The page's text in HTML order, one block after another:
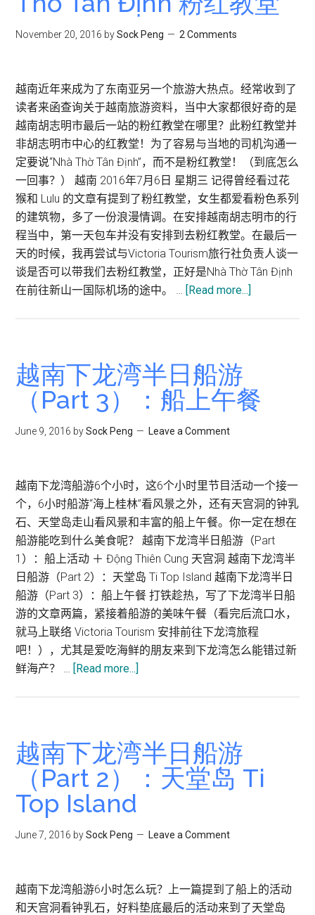
统
Dinh
Thống
Nhất
November 20, 2016 bySock Peng 2 Comments
越南近年来成为了东南亚另一个旅游大热点。经常收到了
读者来函查询关于越南旅游资料，当中大家都很好奇的是
越南胡志明市最后一站的粉红教堂在哪里？此粉红教堂并
非胡志明市中心的红教堂！为了容易与当地的司机沟通一
定要说“Nhà Thờ Tân Định”，而不是粉红教堂！（到底怎么
一回事？） 越南 2016年7月6日 星期三 记得曾经看过花
猴和 Lulu 的文章有提到了粉红教堂，女生都爱看粉色系列
的建筑物，多了一份浪漫情调。在安排越南胡志明市的行
程当中，第一天包车并没有安排到去粉红教堂。在最后一
天的时候，我再尝试与Victoria Tourism旅行社负责人谈一
谈是否可以带我们去粉红教堂，正好是Nhà Thờ Tân Định
在前往新山一国际机场的途中。 … [Read more...]
市
Thờ
Tân
Định
粉
红
教
堂
越南下龙湾半日船游
（Part 3）：船上午餐
June 9, 2016 bySock Peng Leave a Comment
越南下龙湾船游6个小时，这6个小时里节目活动一个接一
个，6小时船游“海上桂林”看风景之外，还有天宫洞的钟乳
石、天堂岛走山看风景和丰富的船上午餐。你一定在想在
船游能吃到什么美食呢？ 越南下龙湾半日船游（Part
1）：船上活动 ＋ Động Thiên Cung 天宫洞 越南下龙湾半
日船游（Part 2）：天堂岛 Ti Top Island 越南下龙湾半日
船游（Part 3）：船上午餐 打铁趁热，写了下龙湾半日船
游的文章两篇，紧接着船游的美味午餐（看完后流口水，
就马上联络 Victoria Tourism 安排前往下龙湾旅程
吧！），尤其是爱吃海鲜的朋友来到下龙湾怎么能错过新
鲜海产？ … [Read more...]
龙
湾
半
游
船
上
越南下龙湾半日船游
（Part 2）：天堂岛 Ti
Top Island
June 7, 2016 bySock Peng Leave a Comment
越南下龙湾船游6小时怎么玩？上一篇提到了船上的活动
和天宫洞看钟乳石，好料垫底最后的活动来到了天堂岛